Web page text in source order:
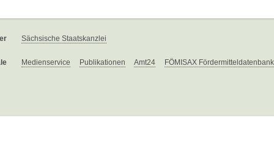
Sächsische Staatskanzlei
Medienservice Publikationen Amt24 FÖMISAX Fördermitteldatenbank